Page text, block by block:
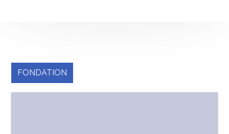
FONDATION